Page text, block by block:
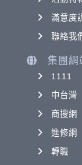
滿意度
聯絡我
集團網
1111
中台灣
商搜網
進修網
轉職